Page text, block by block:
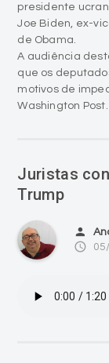
presidente
Joe Biden, ex-
de Obama.
A audiência
que os
motivos de
Washington Post.
Juristas
Trump
person
access_time